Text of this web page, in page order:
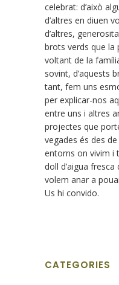
celebrat: d’això
d’altres en diuen
d’altres,
brots verds que la
voltant de la
sovint, d’aquests
tant, fem uns
per explicar-nos
entre uns i altres
projectes que
vegades és des
entorns on vivim i
doll d’aigua
volem anar a
Us hi convido.
CATEGORIES